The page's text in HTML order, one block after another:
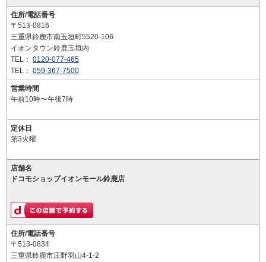
住所/電話番号
〒513-0816
三重県鈴鹿市南玉垣町5520-106
イオンタウン鈴鹿玉垣内
TEL： 0120-077-465
TEL： 059-367-7500
営業時間
午前10時〜午後7時
定休日
第3火曜
店舗名
ドコモショップイオンモール鈴鹿店
住所/電話番号
〒513-0834
三重県鈴鹿市庄野羽山4-1-2